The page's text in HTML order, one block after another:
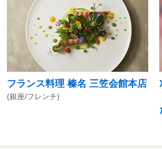
フランス料理 榛名 三笠会館本店
(銀座/フレンチ)